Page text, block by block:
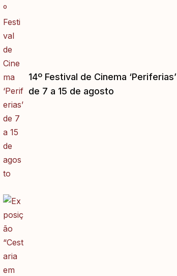
14º Festival de Cinema ‘Periferias’
de 7 a 15 de agosto